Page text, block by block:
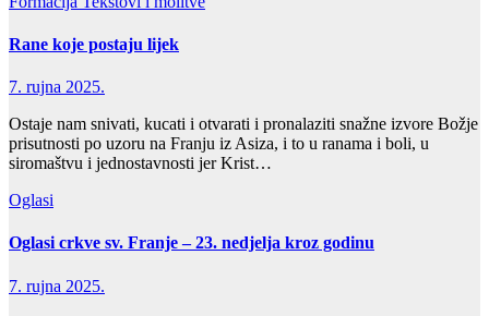
Rane koje postaju lijek
7. rujna 2025.
Ostaje nam snivati, kucati i otvarati i pronalaziti snažne izvore Božje
prisutnosti po uzoru na Franju iz Asiza, i to u ranama i boli, u
siromaštvu i jednostavnosti jer Krist…
Oglasi
Oglasi crkve sv. Franje – 23. nedjelja kroz godinu
7. rujna 2025.